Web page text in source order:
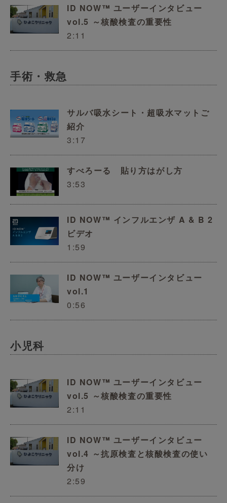
ID NOW™ ユーザーインタビュー
vol.5 ～核酸検査の重要性
2:11
手術・救急
サルバ吸水シート・超吸水マットご
紹介
3:17
すべろーる 貼り方はがし方
3:53
ID NOW™ インフルエンザ A & B 2
ビデオ
1:59
ID NOW™ ユーザーインタビュー
vol.1
0:56
小児科
ID NOW™ ユーザーインタビュー
vol.5 ～核酸検査の重要性
2:11
ID NOW™ ユーザーインタビュー
vol.4 ～抗原検査と核酸検査の使い
分け
2:59